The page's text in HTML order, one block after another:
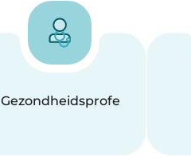
Gezondheidsprofessionals